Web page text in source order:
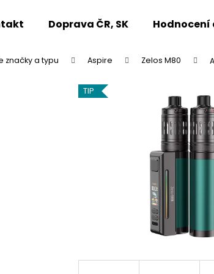
Doprava ČR, SK Hodnocení
značky a typu Aspire Zelos M80
TIP
Co potřebujete
Doporučujeme